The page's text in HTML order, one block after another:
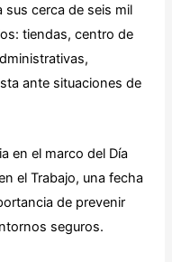
cerca de seis mil
tiendas, centro de
ante situaciones de
en el marco del Día
el Trabajo, una fecha
de prevenir
seguros.